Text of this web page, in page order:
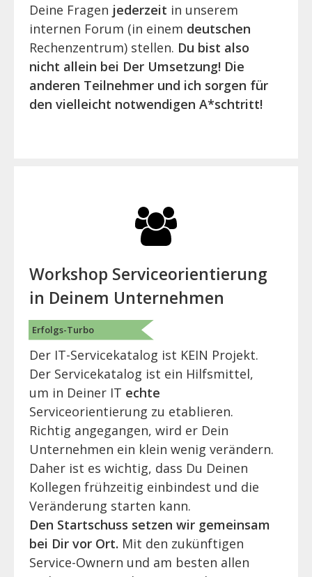
Deine Fragen jederzeit in unserem
internen Forum (in einem deutschen
Rechenzentrum) stellen. Du bist also
nicht allein bei Der Umsetzung! Die
anderen Teilnehmer und ich sorgen für
den vielleicht notwendigen A*schtritt!
Workshop Serviceorientierung
in Deinem Unternehmen
Erfolgs-Turbo
Der IT-Servicekatalog ist KEIN Projekt.
Der Servicekatalog ist ein Hilfsmittel,
um in Deiner IT echte
Serviceorientierung zu etablieren.
Richtig angegangen, wird er Dein
Unternehmen ein klein wenig verändern.
Daher ist es wichtig, dass Du Deinen
Kollegen frühzeitig einbindest und die
Veränderung starten kann.
Den Startschuss setzen wir gemeinsam
bei Dir vor Ort. Mit den zukünftigen
Service-Ownern und am besten allen